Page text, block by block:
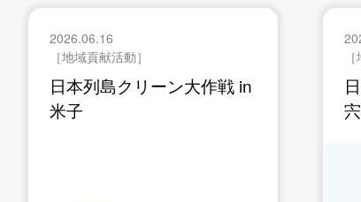
2026.06.16
［地域貢献活動］
日本列島クリーン大作戦 in
米子